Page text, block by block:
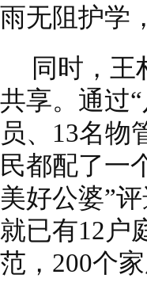
雨无阻护学
同时，王
共享。通过
员、13名物
民都配了一
美好公婆”
就已有12户
范，200个